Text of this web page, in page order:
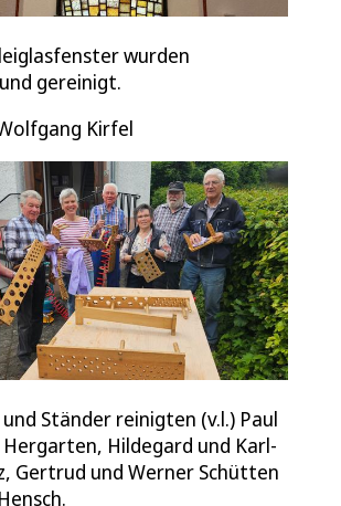
wurden
gereinigt.
Kirfel
Ständer reinigten (v.l.) Paul
Hergarten, Hildegard und Karl-
Gertrud und Werner Schütten